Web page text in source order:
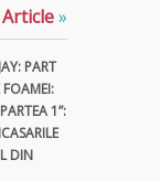
»
PART
FOAMEI:
1”:
DIN